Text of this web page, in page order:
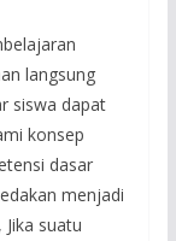
langsung
siswa dapat
konsep
dasar
menjadi
suatu